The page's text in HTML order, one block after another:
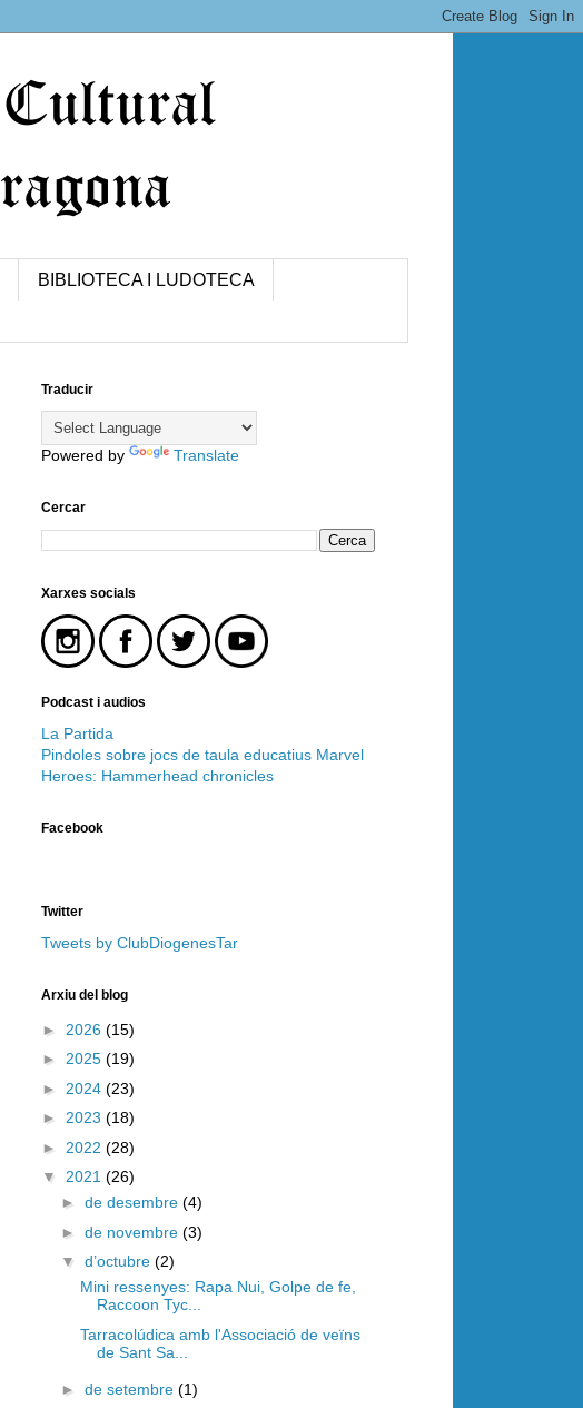
BIBLIOTECA I LUDOTECA
Traducir
Powered by Translate
Cercar
Xarxes socials
Podcast i audios
La Partida
Pindoles sobre jocs de taula educatius Marvel
Heroes: Hammerhead chronicles
Facebook
Twitter
Tweets by ClubDiogenesTar
Arxiu del blog
► 2026 (15)
► 2025 (19)
► 2024 (23)
► 2023 (18)
► 2022 (28)
▼ 2021 (26)
► de desembre (4)
► de novembre (3)
▼ d’octubre (2)
Mini ressenyes: Rapa Nui, Golpe de fe,
Raccoon Tyc...
Tarracolúdica amb l'Associació de veïns
de Sant Sa...
► de setembre (1)